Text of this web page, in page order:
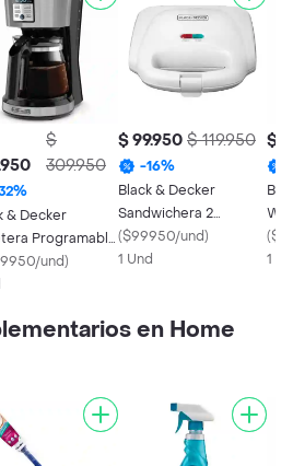
$
309.950
%
& Decker
Programable
und)
$ 99.950 $ 119.950
-16%
Black & Decker
Sandwichera 2
Puestos
($99950/und)
1 Und
$
(
1 X
en Home